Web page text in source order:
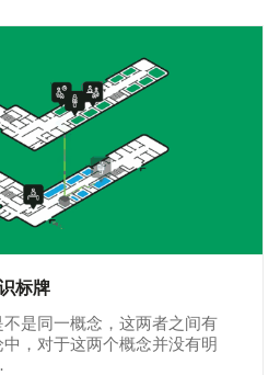
标牌
是同一概念，这两者之间有
，对于这两个概念并没有明